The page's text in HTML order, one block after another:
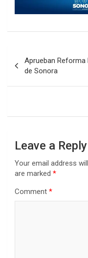
navigation
Aprueban
de Sonora
Leave a Reply
Your email address
are marked *
Comment *